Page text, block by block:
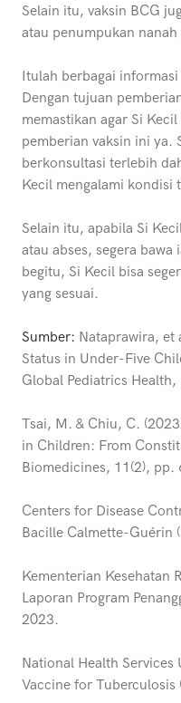
Selain itu, vaksin BCG
atau penumpukan
Itulah berbagai
Dengan tujuan
memastikan agar Si
pemberian vaksin ini ya.
berkonsultasi terlebih
Kecil mengalami kondisi
Selain itu, apabila Si
atau abses, segera
begitu, Si Kecil bisa
yang sesuai.
Sumber: Nataprawira, et
Status in Under-Five
Global Pediatrics
Tsai, M. & Chiu, C.
in Children: From
Biomedicines, 11(2), pp.
Centers for Disease
Bacille Calmette-Guérin
Kementerian Kesehatan
Laporan Program
2023.
National Health Services
Vaccine for Tuberculosis